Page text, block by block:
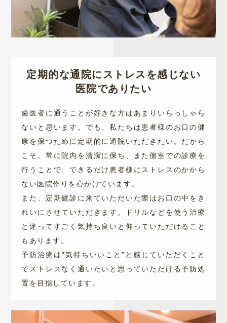
定期的な通院にストレスを感じない
医院でありたい
歯医者に通うことが好きな方はあまりいらっしゃら
ないと思います。でも、私たちは患者様のお口の健
康を保つために定期的に通院いただきたい。だから
こそ、常に院内を清潔に保ち、また個室での診療を
行うことで、できるだけ患者様にストレスのかから
ない医院作りを心がけています。
また、定期健診に来ていただいた際はお口の中をき
れいにさせていただきます。ドリルなどを使う治療
と違ってすごく気持ち良いと仰っていただけること
もあります。
予防治療は”気持ちいいこと”と感じていただくこと
でストレスなく通いたいと思っていただける予防処
置を目指しています。